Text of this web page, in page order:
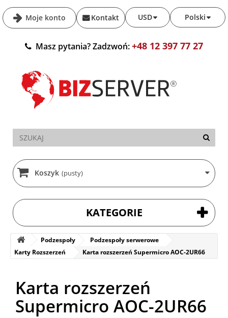
Moje konto Polski
USD
Kontakt
Masz pytania? Zadzwoń:+48 12 397 77 27
Koszyk (pusty)
KATEGORIE
Podzespoły
Podzespoły serwerowe
Karty Rozszerzeń
Karta rozszerzeń Supermicro AOC-2UR66
Karta rozszerzeń
Supermicro AOC-2UR66